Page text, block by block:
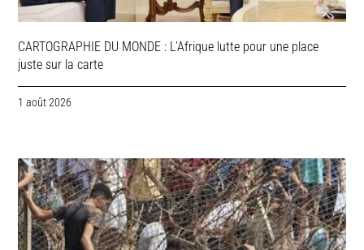
CARTOGRAPHIE DU MONDE : L’Afrique lutte pour une place
juste sur la carte
1 août 2026